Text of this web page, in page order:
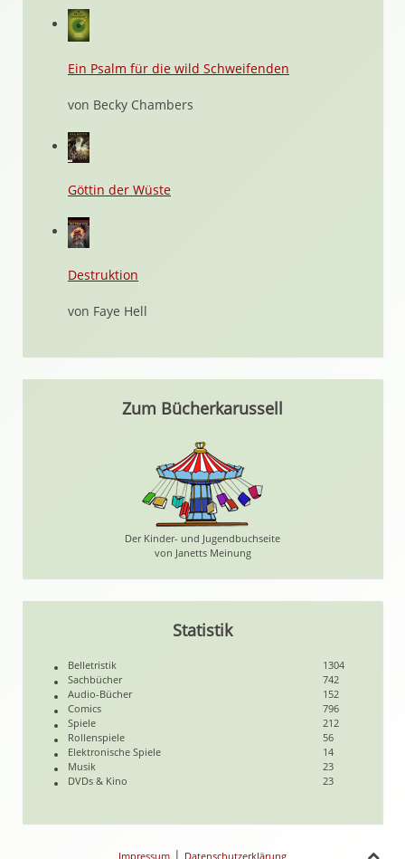
Ein Psalm für die wild Schweifenden
von Becky Chambers
Göttin der Wüste
Destruktion
von Faye Hell
Zum Bücherkarussell
Der Kinder- und Jugendbuchseite
von Janetts Meinung
Statistik
Belletristik
1304
Sachbücher
742
Audio-Bücher
152
Comics
796
Spiele
212
Rollenspiele
56
Elektronische Spiele
14
Musik
23
DVDs & Kino
23
Impressum | Datenschutzerklärung